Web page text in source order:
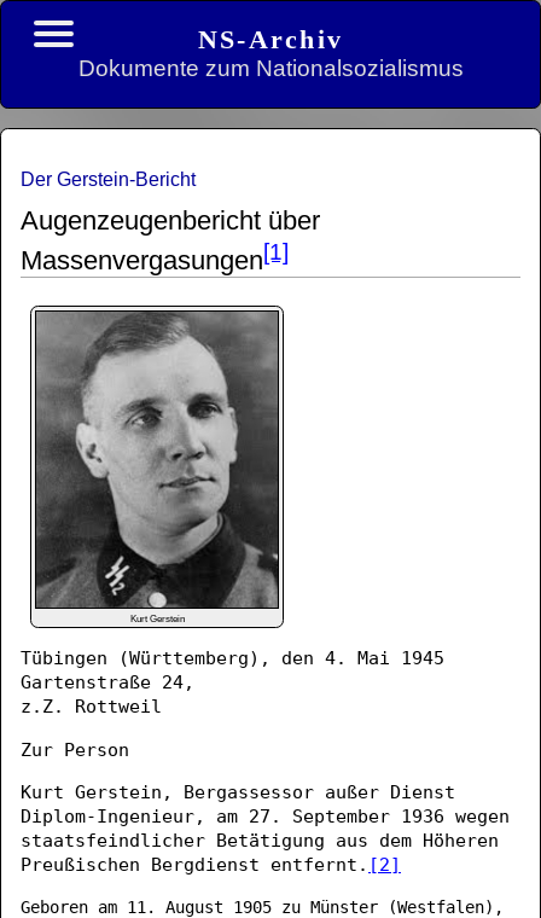
NS-Archiv
Dokumente zum Nationalsozialismus
Der Gerstein-Bericht
Augenzeugenbericht über
Massenvergasungen[1]
Kurt Gerstein
Tübingen (Württemberg), den 4. Mai 1945
Gartenstraße 24,
z.Z. Rottweil
Zur Person
Kurt Gerstein, Bergassessor außer Dienst
Diplom-Ingenieur, am 27. September 1936 wegen
staatsfeindlicher Betätigung aus dem Höheren
Preußischen Bergdienst entfernt. [2]
Geboren am 11. August 1905 zu Münster (Westfalen),